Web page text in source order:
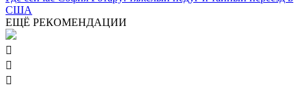
США
ЕЩЁ РЕКОМЕНДАЦИИ


